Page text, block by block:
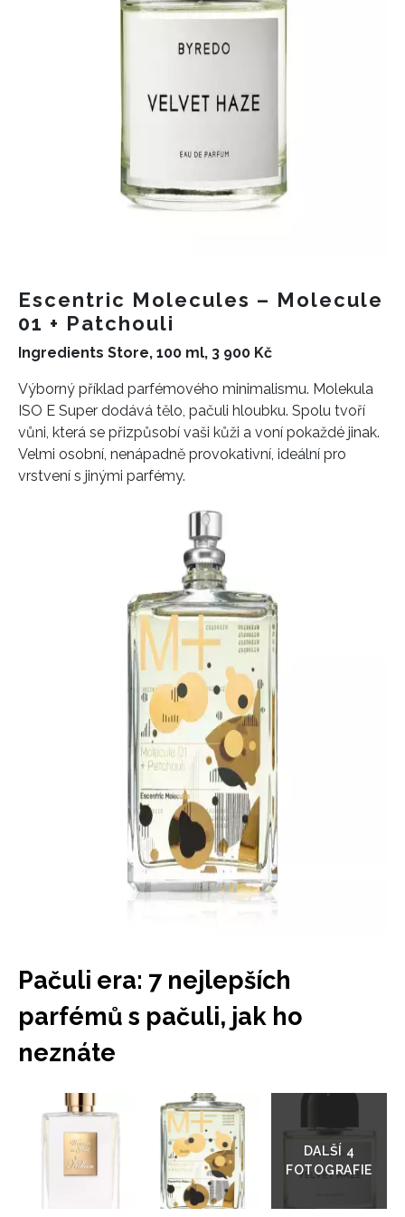
Escentric Molecules – Molecule
01 + Patchouli
Ingredients Store, 100 ml, 3 900 Kč
Výborný příklad parfémového minimalismu. Molekula
ISO E Super dodává tělo, pačuli hloubku. Spolu tvoří
vůni, která se přizpůsobí vaši kůži a voní pokaždé jinak.
Velmi osobní, nenápadně provokativní, ideální pro
vrstvení s jinými parfémy.
Pačuli era: 7 nejlepších
parfémů s pačuli, jak ho
neznáte
Přejít
galerie